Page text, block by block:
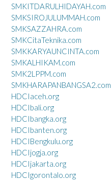
SMKITDARULHIDAYAH.com
SMKSIROJULUMMAH.com
SMKSAZZAHRA.com
SMKCitaTeknika.com
SMKKARYAUNCINTA.com
SMKALHIKAM.com
SMK2LPPM.com
SMKHARAPANBANGSA2.com
HDCIaceh.org
HDCIbali.org
HDCIbangka.org
HDCIbanten.org
HDCIBengkulu.org
HDCIjogja.org
HDCIjakarta.org
HDCIgorontalo.org